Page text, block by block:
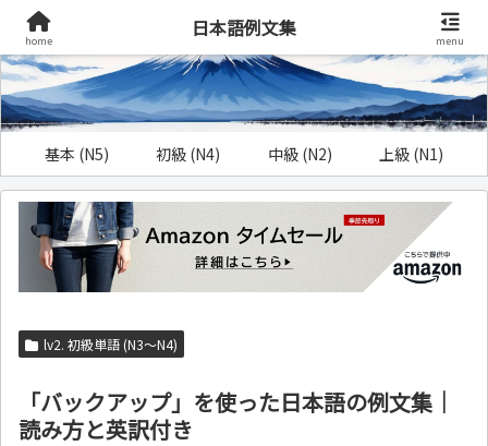
基本 (N5) 初級 (N4) 中級 (N2) 上級 (N1)
lv2. 初級単語 (N3～N4)
「バックアップ」を使った日本語の例文集｜
読み方と英訳付き
home
日本語例文集
menu